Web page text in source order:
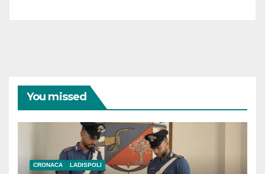
You missed
CRONACA LADISPOLI